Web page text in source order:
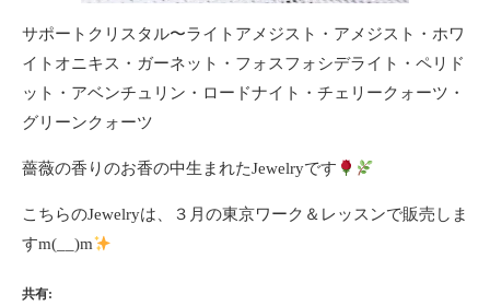
サポートクリスタル〜ライトアメジスト・アメジスト・ホワ
イトオニキス・ガーネット・フォスフォシデライト・ペリド
ット・アベンチュリン・ロードナイト・チェリークォーツ・
グリーンクォーツ
薔薇の香りのお香の中生まれたJewelryです
こちらのJewelryは、３月の東京ワーク＆レッスンで販売しま
すm(__)m
共有: